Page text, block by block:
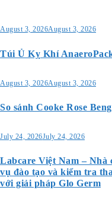
August 3, 2026August 3, 2026
Túi Ủ Kỵ Khí
August 3, 2026August 3, 2026
So sánh Cooke Rose
July 24, 2026July 24, 2026
Labcare Việt Nam – Nhà
vụ đào tạo và kiểm tra
với giải pháp Glo Germ